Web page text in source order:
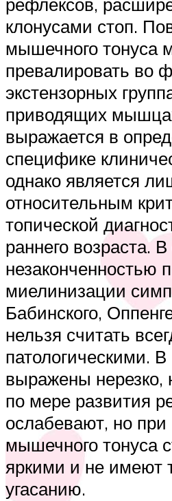
клонусами стоп.
мышечного тонуса
превалировать во
экстензорных
приводящих
выражается в
специфике
однако является
относительным
топической
раннего возраста.
незаконченностью
миелинизации
Бабинского,
нельзя считать
патологическими.
выражены нерезко,
по мере развития
ослабевают, но
мышечного тонуса
яркими и не имеют
угасанию.